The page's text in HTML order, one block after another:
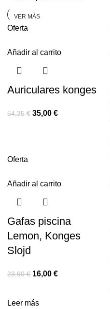
VER MÁS
Oferta
Añadir al carrito
Auriculares konges
54,35€ 35,00 €
Oferta
Añadir al carrito
Gafas piscina
Lemon, Konges
Slojd
23,90€ 16,00 €
Leer más